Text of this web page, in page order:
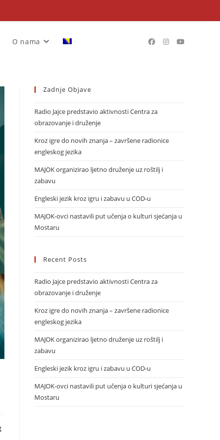
O nama
Zadnje Objave
Radio Jajce predstavio aktivnosti Centra za
obrazovanje i druženje
Kroz igre do novih znanja – završene radionice
engleskog jezika
MAJOK organizirao ljetno druženje uz roštilj i
zabavu
Engleski jezik kroz igru i zabavu u COD-u
MAJOK-ovci nastavili put učenja o kulturi sjećanja u
Mostaru
Recent Posts
Radio Jajce predstavio aktivnosti Centra za
obrazovanje i druženje
Kroz igre do novih znanja – završene radionice
engleskog jezika
MAJOK organizirao ljetno druženje uz roštilj i
zabavu
Engleski jezik kroz igru i zabavu u COD-u
MAJOK-ovci nastavili put učenja o kulturi sjećanja u
Mostaru